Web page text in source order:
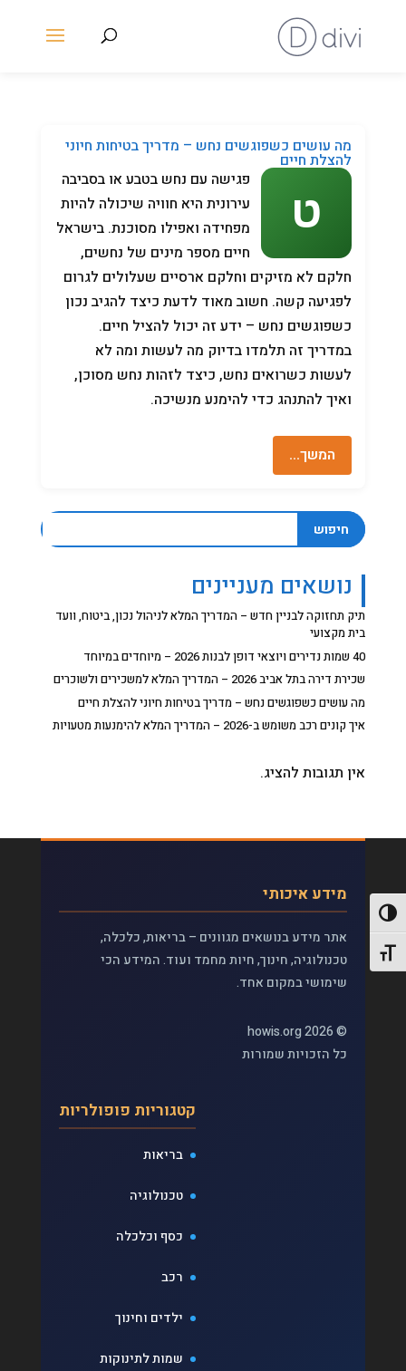
הפעל/כבה ניגודיות גבוהה
מתג גודל גופן
מה עושים כשפוגשים נחש – מדריך בטיחות חיוני
להצלת חיים
פגישה עם נחש בטבע או בסביבה
עירונית היא חוויה שיכולה להיות
מפחידה ואפילו מסוכנת. בישראל
חיים מספר מינים של נחשים,
חלקם לא מזיקים וחלקם ארסיים שעלולים לגרום
לפגיעה קשה. חשוב מאוד לדעת כיצד להגיב נכון
כשפוגשים נחש – ידע זה יכול להציל חיים.
במדריך זה תלמדו בדיוק מה לעשות ומה לא
לעשות כשרואים נחש, כיצד לזהות נחש מסוכן,
ואיך להתנהג כדי להימנע מנשיכה.
המשך…
חיפוש
נושאים מעניינים
תיק תחזוקה לבניין חדש – המדריך המלא לניהול נכון, ביטוח, וועד
בית מקצועי
40 שמות נדירים ויוצאי דופן לבנות 2026 – מיוחדים במיוחד
שכירת דירה בתל אביב 2026 – המדריך המלא למשכירים ולשוכרים
מה עושים כשפוגשים נחש – מדריך בטיחות חיוני להצלת חיים
איך קונים רכב משומש ב-2026 – המדריך המלא להימנעות מטעויות
אין תגובות להציג.
מידע איכותי
אתר מידע בנושאים מגוונים – בריאות, כלכלה,
טכנולוגיה, חינוך, חיות מחמד ועוד. המידע הכי
שימושי במקום אחד.
© 2026 howis.org
כל הזכויות שמורות
קטגוריות פופולריות
בריאות
טכנולוגיה
כסף וכלכלה
רכב
ילדים וחינוך
שמות לתינוקות